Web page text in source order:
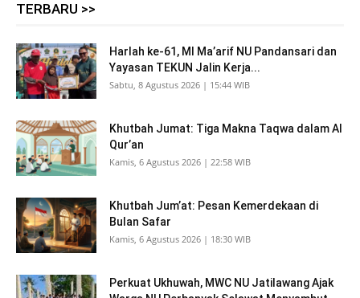
TERBARU >>
Harlah ke-61, MI Ma’arif NU Pandansari dan
Yayasan TEKUN Jalin Kerja...
Sabtu, 8 Agustus 2026 | 15:44 WIB
Khutbah Jumat: Tiga Makna Taqwa dalam Al
Qur’an
Kamis, 6 Agustus 2026 | 22:58 WIB
Khutbah Jum’at: Pesan Kemerdekaan di
Bulan Safar
Kamis, 6 Agustus 2026 | 18:30 WIB
Perkuat Ukhuwah, MWC NU Jatilawang Ajak